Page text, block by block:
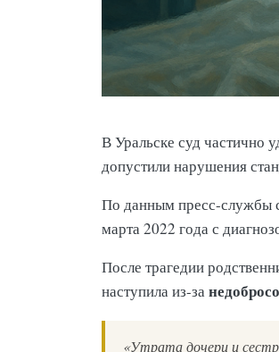
В Уральске суд частично
допустили нарушения
По данным пресс-службы
марта 2022 года с
После трагедии
наступила из-за
«Утрата дочери и